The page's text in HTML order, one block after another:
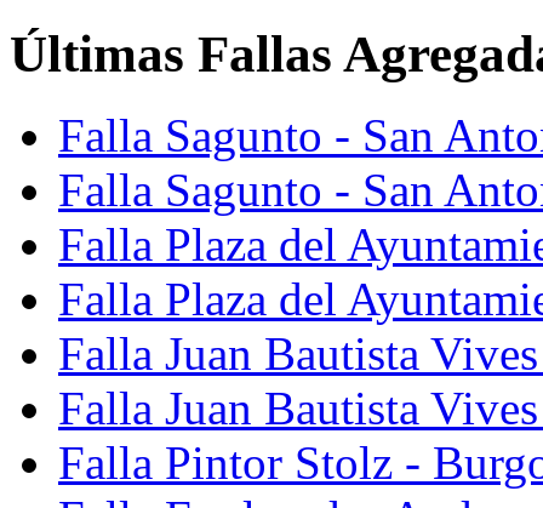
Últimas Fallas
Falla Sagunto - San
Falla Sagunto - San
Falla Plaza del
Falla Plaza del
Falla Juan Bautista
Falla Juan Bautista
Falla Pintor Stolz -